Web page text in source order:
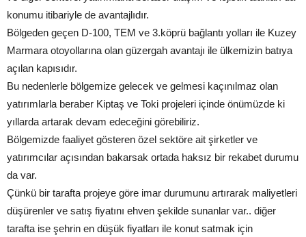
konumu itibariyle de avantajlıdır.
Bölgeden geçen D-100, TEM ve 3.köprü bağlantı yolları ile Kuzey
Marmara otoyollarına olan güzergah avantajı ile ülkemizin batıya
açılan kapısıdır.
Bu nedenlerle bölgemize gelecek ve gelmesi kaçınılmaz olan
yatırımlarla beraber Kiptaş ve Toki projeleri içinde önümüzde ki
yıllarda artarak devam edeceğini görebiliriz.
Bölgemizde faaliyet gösteren özel sektöre ait şirketler ve
yatırımcılar açısından bakarsak ortada haksız bir rekabet durumu
da var.
Çünkü bir tarafta projeye göre imar durumunu artırarak maliyetleri
düşürenler ve satış fiyatını ehven şekilde sunanlar var.. diğer
tarafta ise şehrin en düşük fiyatları ile konut satmak için